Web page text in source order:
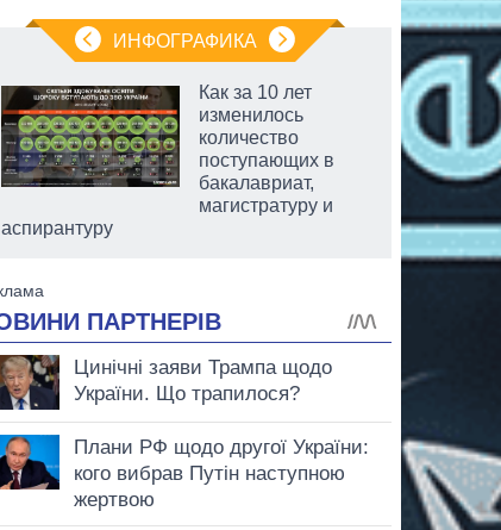
ИНФОГРАФИКА
Как за 10 лет
изменилось
количество
поступающих в
бакалавриат,
магистратуру и
аспирантуру